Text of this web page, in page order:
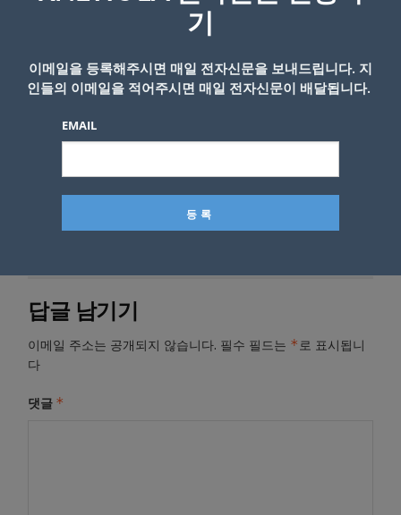
경찰봉과 철제 방패를 든 경찰들이 군중들을 밀
어 부치면서 확성기로 군중들에게 “이 모임은
불법이다. 해산을 명령한다”고 밝혔다.
답글 남기기
이메일 주소는 공개되지 않습니다. 필수 필드는 *로 표시됩니
다
댓글 *
기
이메일을 등록해주시면 매일 전자신문을 보내드립니다. 지
인들의 이메일을 적어주시면 매일 전자신문이 배달됩니다.
EMAIL